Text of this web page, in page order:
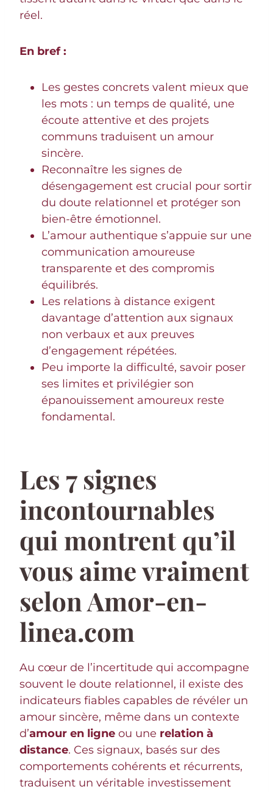
réel.
En bref :
Les gestes concrets valent mieux que
les mots : un temps de qualité, une
écoute attentive et des projets
communs traduisent un amour
sincère.
Reconnaître les signes de
désengagement est crucial pour sortir
du doute relationnel et protéger son
bien-être émotionnel.
L’amour authentique s’appuie sur une
communication amoureuse
transparente et des compromis
équilibrés.
Les relations à distance exigent
davantage d’attention aux signaux
non verbaux et aux preuves
d’engagement répétées.
Peu importe la difficulté, savoir poser
ses limites et privilégier son
épanouissement amoureux reste
fondamental.
Les 7 signes
incontournables
qui montrent qu’il
vous aime vraiment
selon Amor-en-
linea.com
Au cœur de l’incertitude qui accompagne
souvent le doute relationnel, il existe des
indicateurs fiables capables de révéler un
amour sincère, même dans un contexte
d’amour en ligne ou une relation à
distance. Ces signaux, basés sur des
comportements cohérents et récurrents,
traduisent un véritable investissement